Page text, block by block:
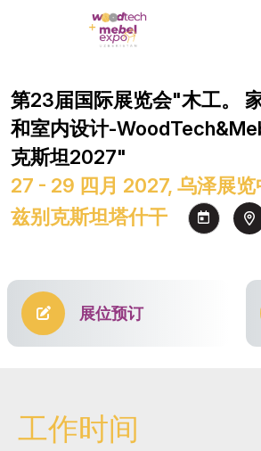
第23届国际展览会"木工。
和室内设计-
克斯坦2027"
27 - 29 四月 2027, 乌泽展览
兹别克斯坦塔什干
展位预订
工作时间